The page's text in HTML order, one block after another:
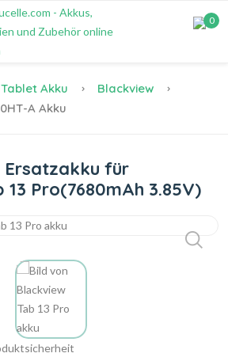
0
Tablet Akku
Blackview
A Akku
Ersatzakku für
Pro(7680mAh 3.85V)